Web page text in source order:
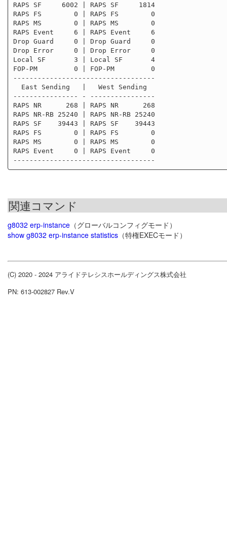
RAPS SF     6002 | RAPS SF     1814
RAPS FS        0 | RAPS FS        0
RAPS MS        0 | RAPS MS        0
RAPS Event     6 | RAPS Event     6
Drop Guard     0 | Drop Guard     0
Drop Error     0 | Drop Error     0
Local SF       3 | Local SF       4
FOP-PM         0 | FOP-PM         0
-----------------------------------
---------------- - ----------------
RAPS NR      268 | RAPS NR      268
RAPS NR-RB 25240 | RAPS NR-RB 25240
RAPS SF    39443 | RAPS SF    39443
RAPS FS        0 | RAPS FS        0
RAPS MS        0 | RAPS MS        0
RAPS Event     0 | RAPS Event     0
関連コマンド
g8032 erp-instance （グローバルコンフィグモード）
show g8032 erp-instance statistics （特権EXECモード）
(C) 2020 - 2024 アライドテレシスホールディングス株式会社
PN: 613-002827 Rev.V